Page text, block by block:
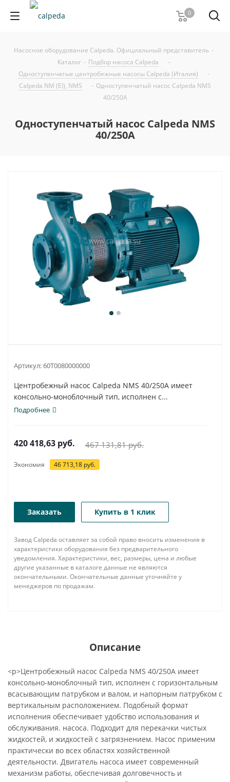
0
Насосное оборудование Calpeda. Официальный представитель -
Каталог - Подбор насоса Calpeda
-
Одноступенчатые центробежные насосы Calpeda (Италия)
-
Calpeda NM (EI), NMS
- Одноступенчатый насос Calpeda NMS
40/250A
Одноступенчатый насос Calpeda NMS
40/250A
Артикул:60T0080000000
Центробежный насос Calpeda NMS 40/250A имеет
консольно-моноблочный тип, исполнен с...
Подробнее
420 418,63 руб. 467 131,81руб.
Экономия 46 713,18 руб.
Заказать Купить в 1 клик
Завод Calpeda оставляет за собой право вносить изменения в
характеристики оборудования без предварительного
уведомления. Характеристики, вес, размеры, цена и любые
другие указанные в каталоге данные не являются
окончательными. Окончательные данные уточняйте у
менеджеров по продажам.
Описание
<p>Центробежный насос Calpeda NMS 40/250A имеет
консольно-моноблочный тип, исполнен с горизонтальным
всасывающим патрубком и валом, и напорным патрубком с
вертикальным расположением. Подобный формат
исполнения обеспечивает удобство использования и
обслуживания. насоса. Подходит для перекачки чистых
жидкостей, и жидкостей с загрязнением. Насос применим
практически во всех областях хозяйственной
деятельности. Двигатель насоса имеет современный
механизм работы, обеспечивая долговечность и